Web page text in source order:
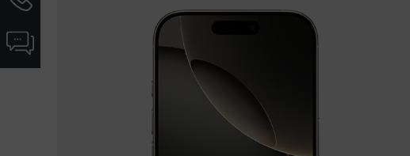
Informationen
angezeigt
Chat-
Informationen
werden